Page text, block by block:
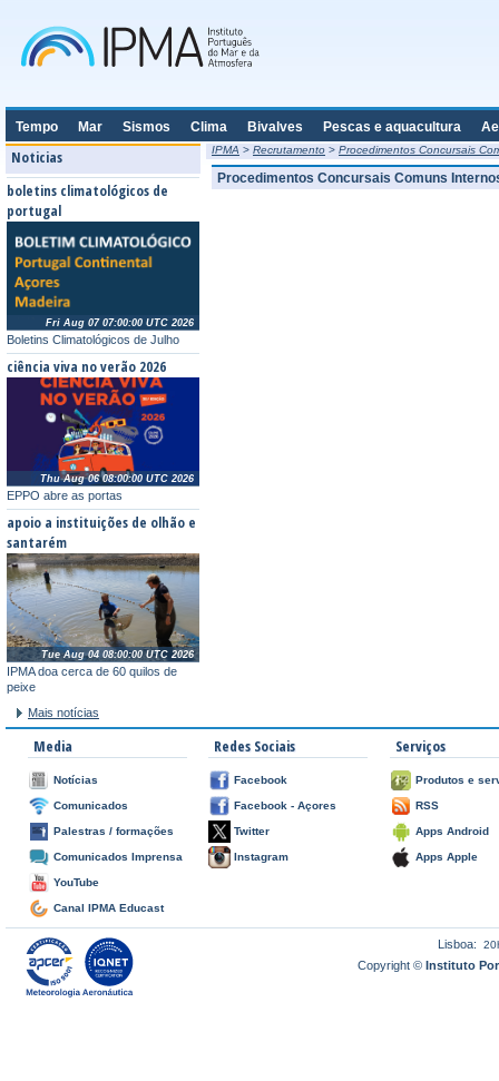
Tempo Mar Sismos Clima Bivalves Pescas e aquacultura
Noticias
boletins climatológicos de
portugal
Boletins Climatológicos de Julho
Fri Aug 07 07:00:00 UTC 2026
ciência viva no verão 2026
EPPO abre as portas
Thu Aug 06 08:00:00 UTC 2026
apoio a instituições de olhão e
santarém
IPMA doa cerca de 60 quilos de
peixe
Tue Aug 04 08:00:00 UTC 2026
Mais notícias
IPMA > Recrutamento > Procedimentos Concursais
Procedimentos Concursais Comuns
Media
Notícias
Comunicados
Palestras / formações
Comunicados Imprensa
YouTube
Canal IPMA Educast
Redes Sociais
Facebook
Facebook - Açores
Twitter
Instagram
Serviços
Produtos e
RSS
Apps Android
Apps Apple
Lisboa:
Copyright ©Instituto